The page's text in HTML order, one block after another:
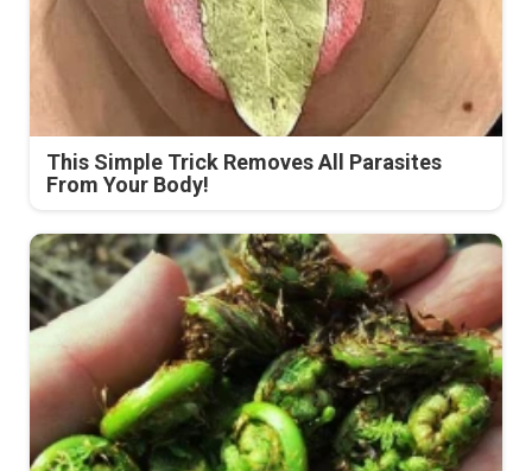
This Simple Trick Removes All Parasites
From Your Body!